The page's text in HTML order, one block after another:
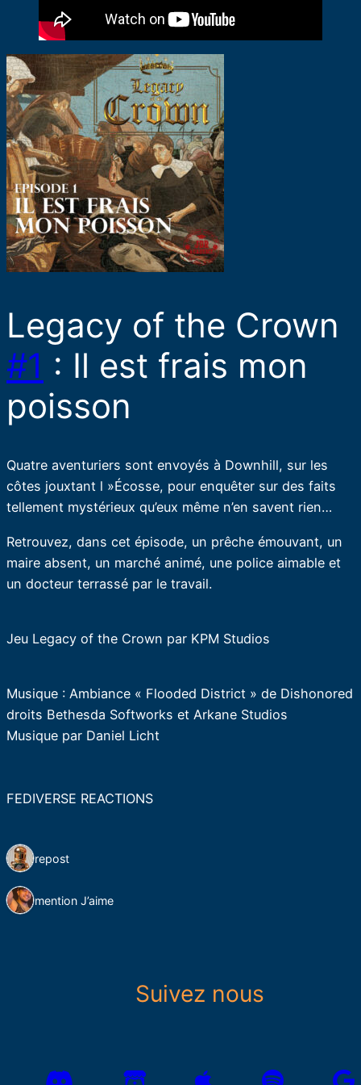
Legacy of the Crown
#1 : Il est frais mon
poisson
Quatre aventuriers sont envoyés à Downhill, sur les
côtes jouxtant l »Écosse, pour enquêter sur des faits
tellement mystérieux qu’eux même n’en savent rien…
Retrouvez, dans cet épisode, un prêche émouvant, un
maire absent, un marché animé, une police aimable et
un docteur terrassé par le travail.
Jeu Legacy of the Crown par KPM Studios
Musique : Ambiance « Flooded District » de Dishonored
droits Bethesda Softworks et Arkane Studios
Musique par Daniel Licht
FEDIVERSE REACTIONS
1 repost
1 mention J’aime
Suivez nous